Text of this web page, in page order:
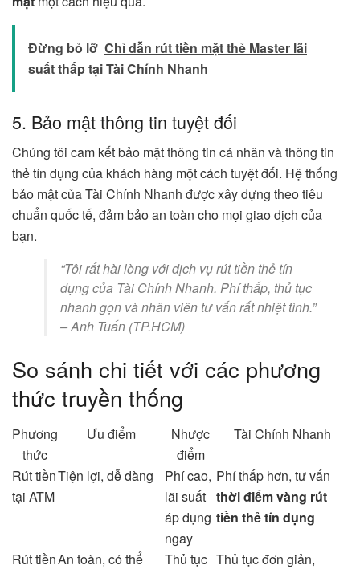
Đừng bỏ lỡ Chỉ dẫn rút tiền mặt thẻ Master lãi
suất thấp tại Tài Chính Nhanh
5. Bảo mật thông tin tuyệt đối
Chúng tôi cam kết bảo mật thông tin cá nhân và thông tin
thẻ tín dụng của khách hàng một cách tuyệt đối. Hệ thống
bảo mật của Tài Chính Nhanh được xây dựng theo tiêu
chuẩn quốc tế, đảm bảo an toàn cho mọi giao dịch của
bạn.
“Tôi rất hài lòng với dịch vụ rút tiền thẻ tín
dụng của Tài Chính Nhanh. Phí thấp, thủ tục
nhanh gọn và nhân viên tư vấn rất nhiệt tình.”
– Anh Tuấn (TP.HCM)
So sánh chi tiết với các phương
thức truyền thống
Phương
thức
Ưu điểm
Nhược
điểm
Tài Chính Nhanh
Rút tiền
tại ATM
Tiện lợi, dễ dàng
Phí cao,
lãi suất
áp dụng
ngay
Phí thấp hơn, tư vấn
thời điểm vàng rút
tiền thẻ tín dụng
Rút tiềnAn toàn, có thể
Thủ tục Thủ tục đơn giản,